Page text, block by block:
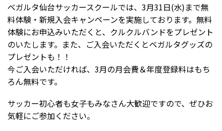
ベガルタ仙台サッカースクールでは、3月31日(水)まで無
料体験・新規入会キャンペーンを実施しております。無料
体験にお申込みいただくと、クルクルバンドをプレゼント
のいたします。また、ご入会いただくとベガルタグッズの
プレゼントも！！
今ご入会いただければ、3月の月会費＆年度登録料はもち
ろん無料です。
サッカー初心者も女子もみなさん大歓迎ですので、ぜひお
気軽にご参加ください。